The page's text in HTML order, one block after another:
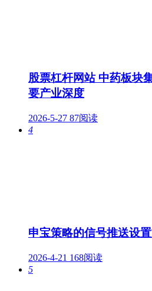
股票杠杆网站 中药板块
要产业深度
2026-5-27 87阅读
4
申宝策略的信号推送设
2026-4-21 168阅读
5